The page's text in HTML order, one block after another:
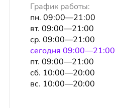
График работы:
пн. 09:00—21:00
вт. 09:00—21:00
ср. 09:00—21:00
сeгодня 09:00—21:00
пт. 09:00—21:00
сб. 10:00—20:00
вс. 10:00—20:00